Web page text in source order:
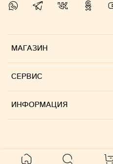
МАГАЗИН
СЕРВИС
ИНФОРМАЦИЯ